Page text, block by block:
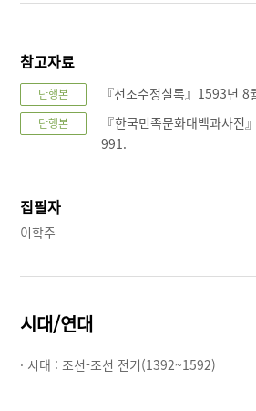
참고자료
단행본 『선조수정실록』1593년 8
단행본
『한국민족문화대백과사전
991.
집필자
이학주
시대/연대
· 시대 :조선-조선 전기(1392~1592)